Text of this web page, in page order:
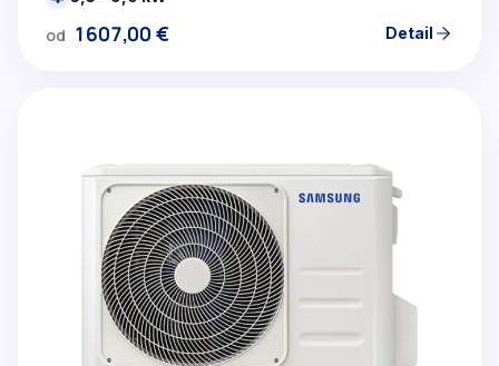
od 1607,00 € Detail